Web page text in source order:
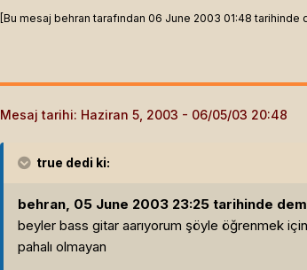
[Bu mesaj behran tarafından 06 June 2003 01:48 tarihinde
Mesaj tarihi: Haziran 5, 2003
true dedi ki:
behran, 05 June 2003 23:25 tarihinde
beyler bass gitar aarıyorum şöyle öğrenmek için
pahalı olmayan